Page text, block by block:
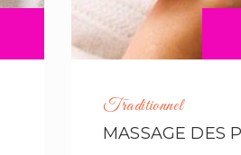
MASSAGE DES
Traditionnel